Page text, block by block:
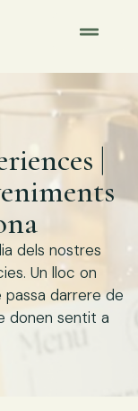
|
dels nostres
Un lloc on
darrere de
donen sentit a